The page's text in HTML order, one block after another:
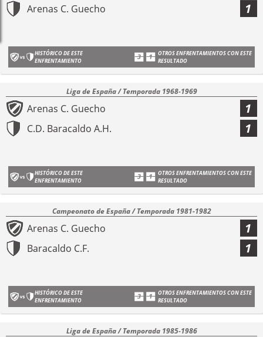
Arenas C. Guecho 1
HISTÓRICO DE ESTE
ENFRENTAMIENTO
OTROS ENFRENTAMIENTOS CON ESTE
RESULTADO
Liga de España / Temporada 1968-1969
Arenas C. Guecho 1
C.D. Baracaldo A.H. 1
HISTÓRICO DE ESTE
ENFRENTAMIENTO
OTROS ENFRENTAMIENTOS CON ESTE
RESULTADO
Campeonato de España / Temporada 1981-1982
Arenas C. Guecho 1
Baracaldo C.F. 1
HISTÓRICO DE ESTE
ENFRENTAMIENTO
OTROS ENFRENTAMIENTOS CON ESTE
RESULTADO
Liga de España / Temporada 1985-1986